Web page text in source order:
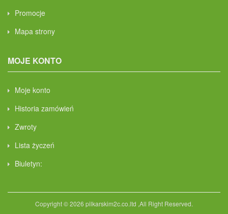
Promocje
Mapa strony
MOJE KONTO
Moje konto
Historia zamówień
Zwroty
Lista życzeń
Biuletyn:
Copyright © 2026 pilkarskim2c.co.ltd ,All Right Reserved.